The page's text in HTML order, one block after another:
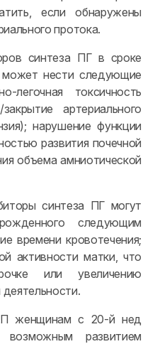
если обнаружены
протока.
синтеза ПГ в сроке
нести следующие
токсичность
артериального
нарушение функции
развития почечной
объема амниотической
синтеза ПГ могут
следующим
времени кровотечения;
активности матки, что
или увеличению
женщинам с 20-й нед
развитием